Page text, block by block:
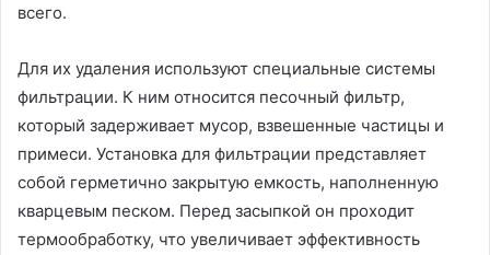
всего.
Для их удаления используют специальные системы
фильтрации. К ним относится песочный фильтр,
который задерживает мусор, взвешенные частицы и
примеси. Установка для фильтрации представляет
собой герметично закрытую емкость, наполненную
кварцевым песком. Перед засыпкой он проходит
термообработку, что увеличивает эффективность